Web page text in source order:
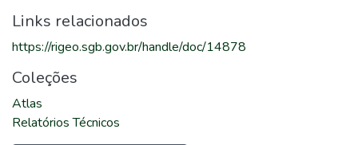
Links relacionados
https://rigeo.sgb.gov.br/handle/doc/14878
Coleções
Atlas
Relatórios Técnicos